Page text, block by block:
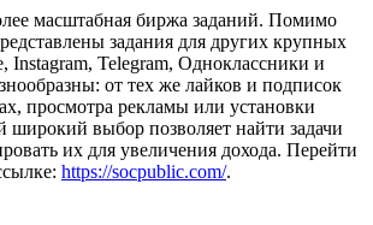
масштабная биржа заданий. Помимо
задания для других крупных
Instagram, Telegram, Одноклассники и
от тех же лайков и подписок
просмотра рекламы или установки
выбор позволяет найти задачи
их для увеличения дохода. Перейти
https://socpublic.com/.